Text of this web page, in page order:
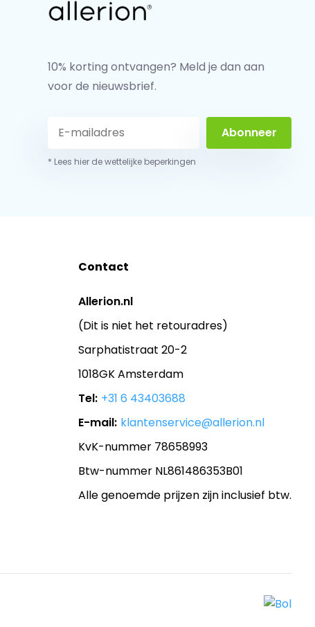
10% korting ontvangen? Meld je dan aan
voor de nieuwsbrief.
Abonneer
* Lees hier de wettelijke beperkingen
Contact
Allerion.nl
(Dit is niet het retouradres)
Sarphatistraat 20-2
1018GK Amsterdam
Tel: +31 6 43403688
E-mail: klantenservice@allerion.nl
KvK-nummer 78658993
Btw-nummer NL861486353B01
Alle genoemde prijzen zijn inclusief btw.